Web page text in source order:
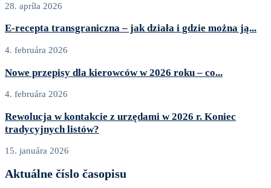
28. apríla 2026
E‑recepta transgraniczna – jak działa i gdzie można ją...
4. februára 2026
Nowe przepisy dla kierowców w 2026 roku – co...
4. februára 2026
Rewolucja w kontakcie z urzędami w 2026 r. Koniec
tradycyjnych listów?
15. januára 2026
Aktuálne číslo časopisu